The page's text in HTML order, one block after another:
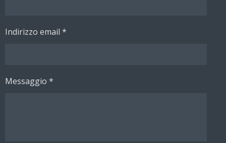
Indirizzo email *
Messaggio *